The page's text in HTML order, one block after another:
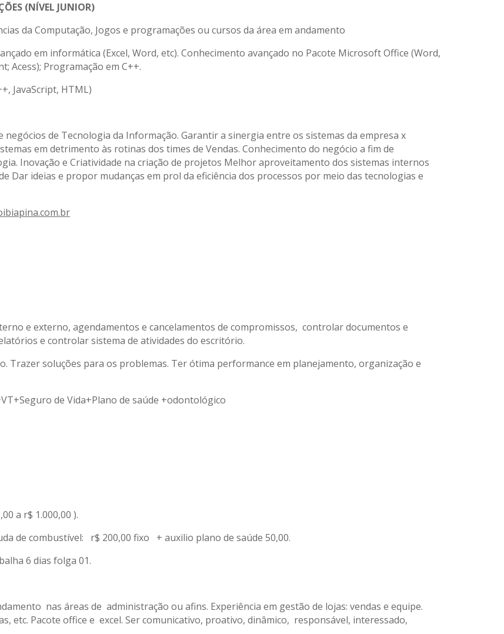
(NÍVEL JUNIOR)
da Computação, Jogos e programações ou cursos da área em andamento
em informática (Excel, Word, etc). Conhecimento avançado no Pacote Microsoft Office (Word,
Acess); Programação em C++.
JavaScript, HTML)
negócios de Tecnologia da Informação. Garantir a sinergia entre os sistemas da empresa x
em detrimento às rotinas dos times de Vendas. Conhecimento do negócio a fim de
Inovação e Criatividade na criação de projetos Melhor aproveitamento dos sistemas internos
Dar ideias e propor mudanças em prol da eficiência dos processos por meio das tecnologias e
e externo, agendamentos e cancelamentos de compromissos, controlar documentos e
e controlar sistema de atividades do escritório.
Trazer soluções para os problemas. Ter ótima performance em planejamento, organização e
de Vida+Plano de saúde +odontológico
a r$ 1.000,00 ).
de combustível: r$ 200,00 fixo + auxilio plano de saúde 50,00.
6 dias folga 01.
nas áreas de administração ou afins. Experiência em gestão de lojas: vendas e equipe.
etc. Pacote office e excel. Ser comunicativo, proativo, dinâmico, responsável, interessado,